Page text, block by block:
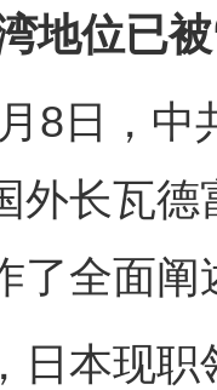
位已被
日，中
外长瓦
了全面阐
本现职